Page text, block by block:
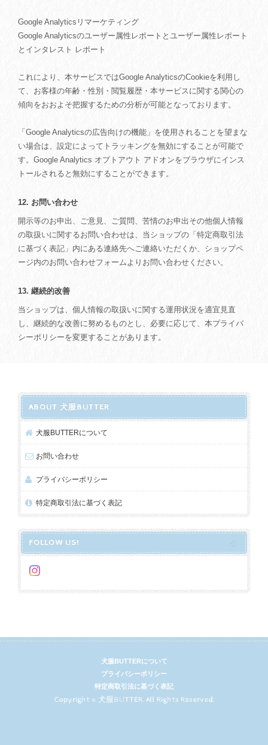
Google Analyticsリマーケティング
Google Analyticsのユーザー属性レポートとユーザー属性レポート
とインタレスト レポート
これにより、本サービスではGoogle AnalyticsのCookieを利用し
て、お客様の年齢・性別・閲覧履歴・本サービスに関する関心の
傾向をおおよそ把握するための分析が可能となっております。
「Google Analyticsの広告向けの機能」を使用されることを望まな
い場合は、設定によってトラッキングを無効にすることが可能で
す。Google Analytics オプトアウト アドオンをブラウザにインス
トールされると無効にすることができます。
12. お問い合わせ
開示等のお申出、ご意見、ご質問、苦情のお申出その他個人情報
の取扱いに関するお問い合わせは、当ショップの「特定商取引法
に基づく表記」内にある連絡先へご連絡いただくか、ショップペ
ージ内のお問い合わせフォームよりお問い合わせください。
13. 継続的改善
当ショップは、個人情報の取扱いに関する運用状況を適宜見直
し、継続的な改善に努めるものとし、必要に応じて、本プライバ
シーポリシーを変更することがあります。
ABOUT 犬服BUTTER
犬服BUTTERについて
お問い合わせ
プライバシーポリシー
特定商取引法に基づく表記
FOLLOW US!
犬服BUTTERについて
プライバシーポリシー
特定商取引法に基づく表記
Copyright © 犬服BUTTER. All Rights Reserved.